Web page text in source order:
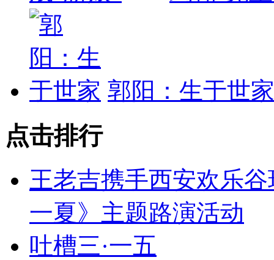
郭阳：生于世家
点击排行
王老吉携手西安欢乐
一夏》主题路演活动
吐槽三·一五